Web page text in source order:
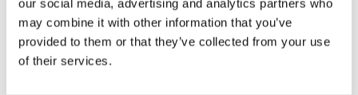
our social media, advertising and analytics partners who
may combine it with other information that you’ve
provided to them or that they’ve collected from your use
of their services.
Motorbroek heren
Motorpak heren
Motorjeans heren